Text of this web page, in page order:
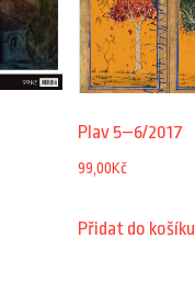
Plav 5–6/2017
99,00Kč
Přidat do košíku